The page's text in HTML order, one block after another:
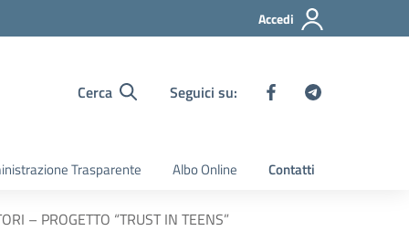
Accedi
Cerca Seguici su:
Trasparente Albo Online Contatti
– PROGETTO “TRUST IN TEENS”